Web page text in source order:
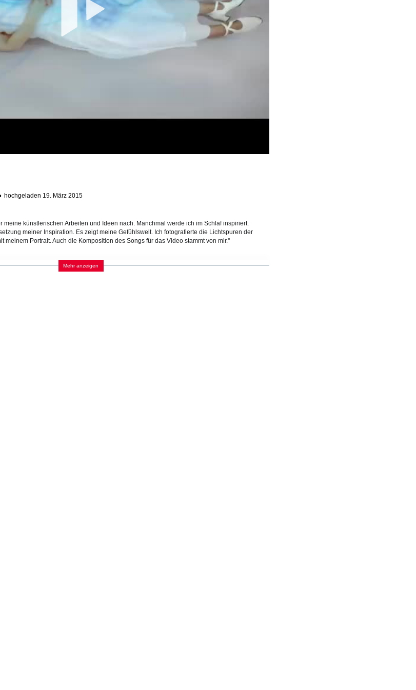
hochgeladen 19. März 2015
meine künstlerischen Arbeiten und Ideen nach. Manchmal werde ich im Schlaf inspiriert.
meiner Inspiration. Es zeigt meine Gefühlswelt. Ich fotografierte die Lichtspuren der
meinem Portrait. Auch die Komposition des Songs für das Video stammt von mir.''
Mehr anzeigen